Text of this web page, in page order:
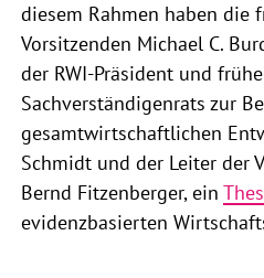
diesem Rahmen haben die
Vorsitzenden Michael C.
der RWI-Präsident und
Sachverständigenrats zur
gesamtwirtschaftlichen
Schmidt und der Leiter der
Bernd Fitzenberger, ein
evidenzbasierten